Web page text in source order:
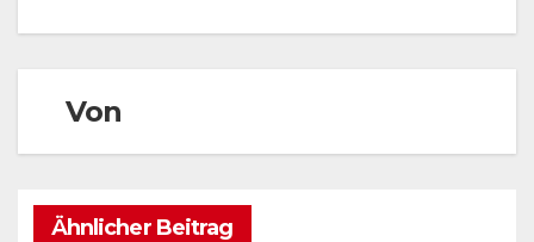
Von
Ähnlicher Beitrag